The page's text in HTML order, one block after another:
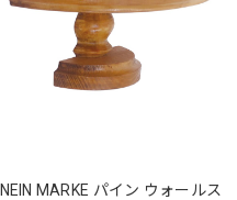
NEIN MARKE パイン ウォールス